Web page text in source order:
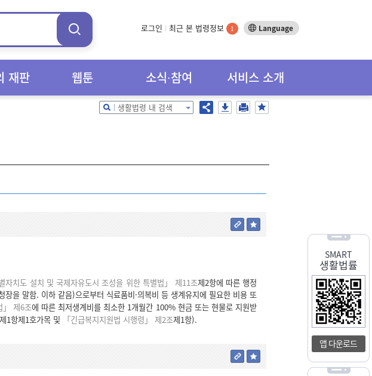
로그인 최근 본 법령정보 1 Language
재판 웹툰 소식∙참여 서비스 소개
SMART
생활법률
앱 다운로드
생활법령 내 검색
별자치도 설치 및 국제자유도시 조성을 위한 특별법」 제11조제2항에 따른 행정
장을 말함. 이하 같음)으로부터 식료품비·의복비 등 생계유지에 필요한 비용 또
」 제6조에 따른 최저생계비를 최소한 1개월간 100% 현금 또는 현물로 지원받
제1항제1호가목 및 「긴급복지지원법 시행령」 제2조제1항).